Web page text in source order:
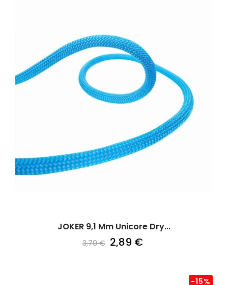
JOKER 9,1 Mm Unicore Dry...
3,70 € 2,89 €
-15%